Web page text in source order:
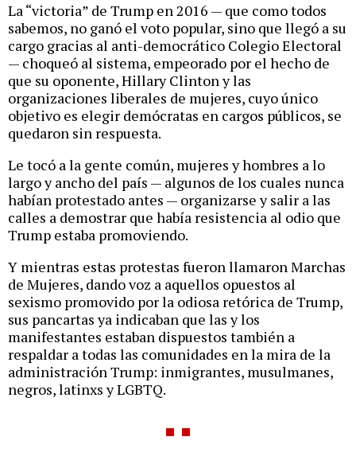
La “victoria” de Trump en 2016 — que como todos
sabemos, no ganó el voto popular, sino que llegó a su
cargo gracias al anti-democrático Colegio Electoral
— choqueó al sistema, empeorado por el hecho de
que su oponente, Hillary Clinton y las
organizaciones liberales de mujeres, cuyo único
objetivo es elegir demócratas en cargos públicos, se
quedaron sin respuesta.
Le tocó a la gente común, mujeres y hombres a lo
largo y ancho del país — algunos de los cuales nunca
habían protestado antes — organizarse y salir a las
calles a demostrar que había resistencia al odio que
Trump estaba promoviendo.
Y mientras estas protestas fueron llamaron Marchas
de Mujeres, dando voz a aquellos opuestos al
sexismo promovido por la odiosa retórica de Trump,
sus pancartas ya indicaban que las y los
manifestantes estaban dispuestos también a
respaldar a todas las comunidades en la mira de la
administración Trump: inmigrantes, musulmanes,
negros, latinxs y LGBTQ.